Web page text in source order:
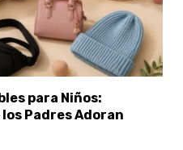
para Niños:
Padres Adoran